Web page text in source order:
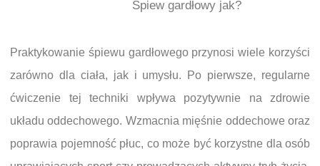
Śpiew gardłowy jak?
Praktykowanie śpiewu gardłowego przynosi wiele korzyści
zarówno dla ciała, jak i umysłu. Po pierwsze, regularne
ćwiczenie tej techniki wpływa pozytywnie na zdrowie
układu oddechowego. Wzmacnia mięśnie oddechowe oraz
poprawia pojemność płuc, co może być korzystne dla osób